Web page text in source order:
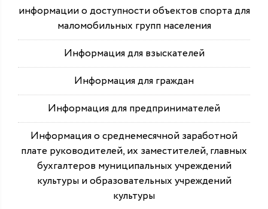
информации о доступности объектов спорта для
маломобильных групп населения
Информация для взыскателей
Информация для граждан
Информация для предпринимателей
Информация о среднемесячной заработной
плате руководителей, их заместителей, главных
бухгалтеров муниципальных учреждений
культуры и образовательных учреждений
культуры